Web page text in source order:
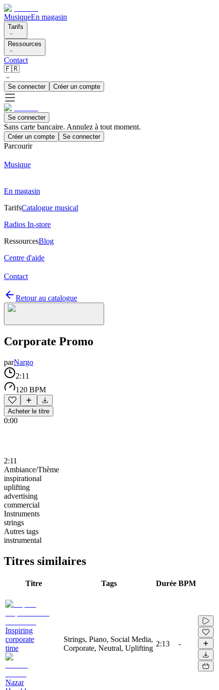
MusiqueEn magasin
Tarifs
Ressources
Contact
🇫🇷
Se connecter Créer un compte
Se connecter
Sans carte bancaire. Annulez à tout moment.
Créer un compte Se connecter
Parcourir
Musique
En magasin
TarifsCatalogue musical
Radios In-store
RessourcesBlog
Centre d'aide
Contact
Retour au catalogue
Corporate Promo
parNargo
2:11
120 BPM
Acheter le titre
0:00
2:11
Ambiance/Thème
inspirational
uplifting
advertising
commercial
Instruments
strings
Autres tags
instrumental
Titres similaires
Titre Tags Durée BPM
Inspiring
corporate
time
Nazar
Strings, Piano, Social Media,
Corporate, Neutral, Uplifting
2:13 -